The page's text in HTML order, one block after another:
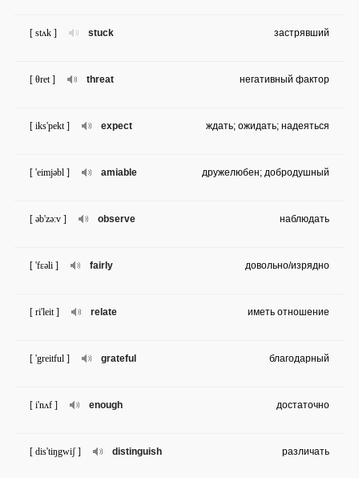
stuck
[ stʌk ] застрявший
threat
[ θret ] негативный фактор
expect
[ iks'pekt ] ждать; ожидать; надеяться
amiable
[ 'eimjəbl ] дружелюбен; добродушный
observe
[ əb'zə:v ] наблюдать
fairly
[ 'fɛəli ] довольно/изрядно
relate
[ ri'leit ] иметь отношение
grateful
[ 'greitful ] благодарный
enough
[ i'nʌf ] достаточно
distinguish
[ dis'tiŋgwiʃ ] различать